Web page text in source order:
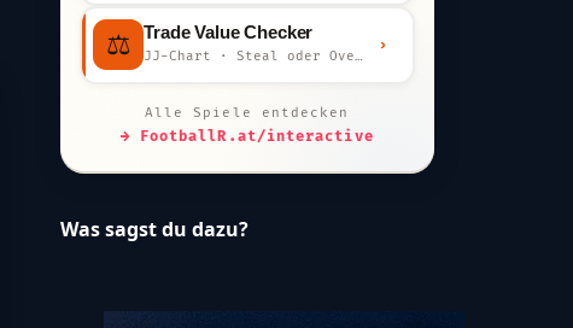
⚖️ Trade Value Checker
JJ-Chart · Steal oder Overpay?
›
Alle Spiele entdecken
→ FootballR.at/interactive
Was sagst du dazu?